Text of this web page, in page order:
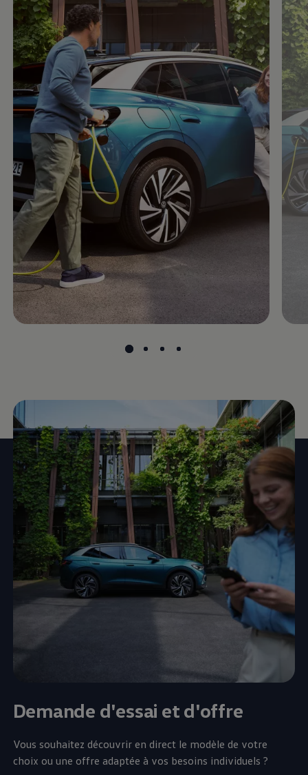
Demande d'essai et d'offre
Vous souhaitez découvrir en direct le modèle de votre
choix ou une offre adaptée à vos besoins individuels ?